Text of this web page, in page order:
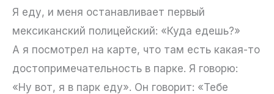
Я еду, и меня останавливает первый
мексиканский полицейский: «Куда едешь?»
А я посмотрел на карте, что там есть какая-то
достопримечательность в парке. Я говорю:
«Ну вот, я в парк еду». Он говорит: «Тебе